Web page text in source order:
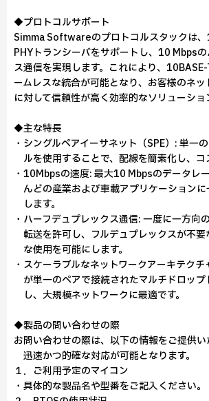
◆プロトコルサポート
Simma Softwareのプロトコルスタックは
PHYトランシーバをサポートし、10 Mbps
ス通信を実現します。これにより、
ームレスな統合が可能となり、お客様のネ
に対して信頼性が高く効率的なソリューショ
◆主な特長
・シングルペアイーサネット（SPE）: 単一
ルを使用することで、配線を簡素化し、コ
・10Mbpsの速度: 最大10 Mbpsのデータレ
んどの産業および車載アプリケーション
します。
・ハーフデュプレックス通信: 一度に一方向
転送を許可し、フルデュプレックスが不
な使用を可能にします。
・スケーラブルなネットワークアーキテク
が単一のペアで接続されたマルチドロッ
し、大規模ネットワークに最適です。
◆製品の問い合わせの際
お問い合わせの際は、以下の情報をご提供
迅速かつ的確な対応が可能となります。
１．ご利用予定のマイコン
・具体的な製品名や型番をご記入ください。